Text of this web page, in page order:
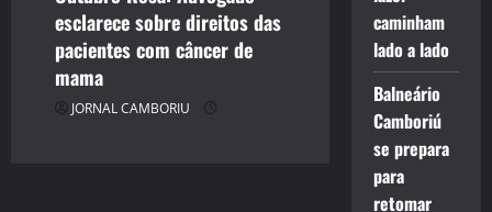
esclarece sobre direitos das
pacientes com câncer de
mama
JORNAL CAMBORIU
caminham
lado a lado
Balneário
Camboriú
se prepara
para
retomar